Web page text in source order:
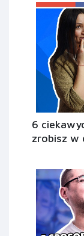
6
zrobisz w